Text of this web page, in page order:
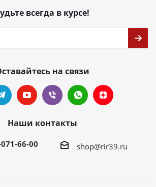
всегда в курсе!
на связи
Наши контакты
66-00 shop@rir39.ru